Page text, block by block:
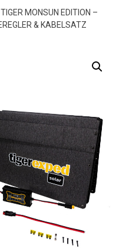
MONSUN EDITION –
& KABELSATZ